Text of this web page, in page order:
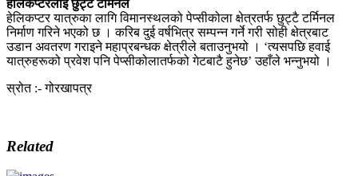
हेलिकप्टरलाई छुट्टै टर्मिनल
हेलिकप्टर यात्रुका लागि विमानस्थलको पेप्सीकोला क्षेत्रतर्फ छुट्टै टर्मिनल
निर्माण गरिने भएको छ । करिब दुई वर्षभित्र सम्पन्न गर्ने गरी सोही क्षेत्रबाट
उडान अवतरण गराइने महाप्रबन्धक क्षेत्रीले बताउनुभयो । ‘त्यसपछि हवाई
यात्रुहरूको प्रवेश पनि पेप्सीकोलातर्फको गेटबाटै हुनेछ’ उहाँले भन्नुभयो ।
स्रोत :- गोरखापत्र
Related